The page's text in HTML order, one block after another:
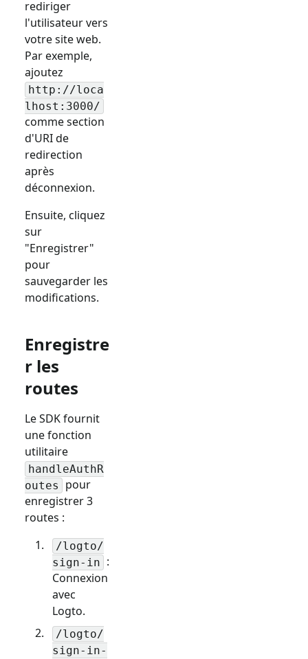
rediriger
l'utilisateur vers
votre site web.
Par exemple,
ajoutez
http://loca
lhost:3000/
comme section
d'URI de
redirection
après
déconnexion.
Ensuite, cliquez
sur
"Enregistrer"
pour
sauvegarder les
modifications.
Enregistre
r les
routes
Le SDK fournit
une fonction
utilitaire
handleAuthR
outes
pour
enregistrer 3
routes :
/logto/
sign-in :
Connexion
avec
Logto.
/logto/
sign-in-